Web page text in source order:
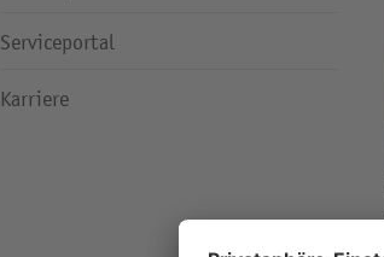
Serviceportal
Karriere